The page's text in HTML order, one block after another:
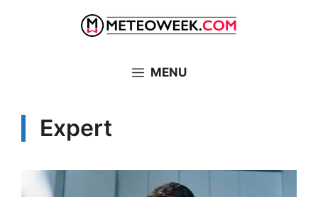
MENU
Expert